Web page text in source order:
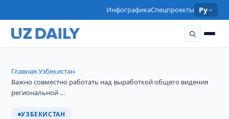
ИнфографикаСпецпроекты Ру
Главная›Узбекистан›
Важно совместно работать над выработкой общего видения
региональной …
УЗБЕКИСТАН